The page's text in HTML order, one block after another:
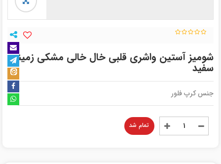
شومیز آستین واشری قلبی خال خالی مشکی زمینه
سفید
جنس کرپ فلور
تمام شد